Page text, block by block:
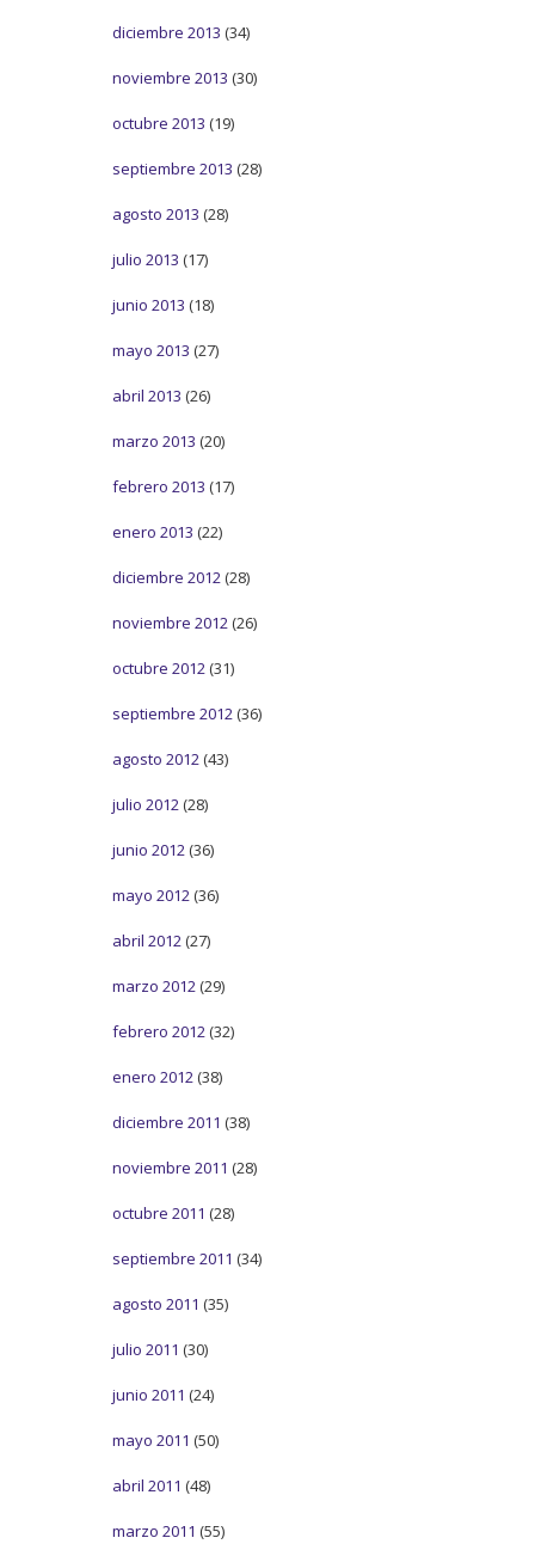
diciembre 2013 (34)
noviembre 2013 (30)
octubre 2013 (19)
septiembre 2013 (28)
agosto 2013 (28)
julio 2013 (17)
junio 2013 (18)
mayo 2013 (27)
abril 2013 (26)
marzo 2013 (20)
febrero 2013 (17)
enero 2013 (22)
diciembre 2012 (28)
noviembre 2012 (26)
octubre 2012 (31)
septiembre 2012 (36)
agosto 2012 (43)
julio 2012 (28)
junio 2012 (36)
mayo 2012 (36)
abril 2012 (27)
marzo 2012 (29)
febrero 2012 (32)
enero 2012 (38)
diciembre 2011 (38)
noviembre 2011 (28)
octubre 2011 (28)
septiembre 2011 (34)
agosto 2011 (35)
julio 2011 (30)
junio 2011 (24)
mayo 2011 (50)
abril 2011 (48)
marzo 2011 (55)